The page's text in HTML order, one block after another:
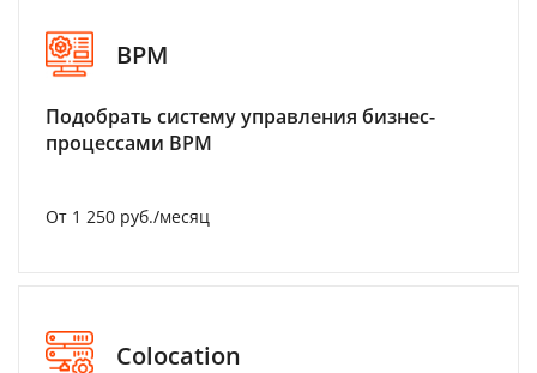
BPM
Подобрать систему управления бизнес-
процессами BPM
От 1 250 руб./месяц
Colocation